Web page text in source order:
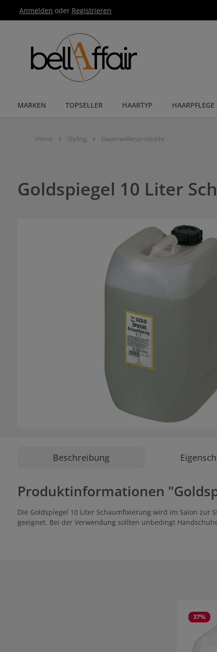
Hauptnavigation springen
Anmelden oder Registrieren
MARKEN TOPSELLER HAARTYP HAARPFLEGE
Home Styling Dauerwellenprodukte
Goldspiegel 10 Liter
Beschreibung
Produktinformationen
Die Goldspiegel 10 Liter Schaumfixierung wird im Salon
geeignet. Bei der Verwendung sollten unbedingt
37%